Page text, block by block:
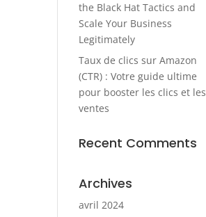
the Black Hat Tactics and
Scale Your Business
Legitimately
Taux de clics sur Amazon
(CTR) : Votre guide ultime
pour booster les clics et les
ventes
Recent Comments
Archives
avril 2024